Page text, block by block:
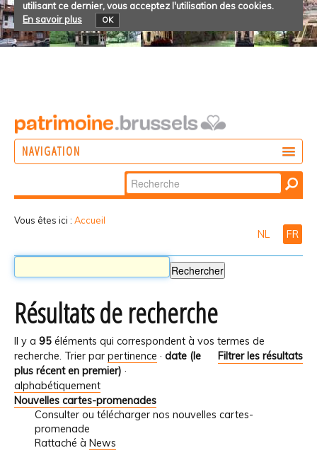
utilisant ce dernier, vous acceptez l'utilisation des cookies.
En savoir plus
OK
NAVIGATION
Chercher par
Recherche
Vous êtes ici : Accueil
NL FR
Résultats de recherche
Il y a 95 éléments qui correspondent à vos termes de
recherche.
Filtrer les résultats
Trier par pertinence · date (le
plus récent en premier) ·
alphabétiquement
Nouvelles cartes-promenades
Consulter ou télécharger nos nouvelles cartes-
promenade
Rattaché à News